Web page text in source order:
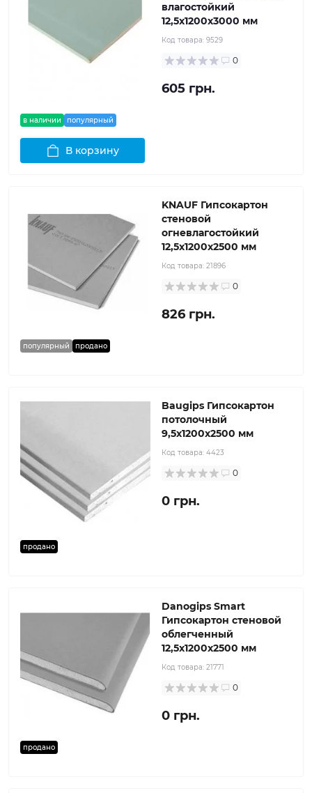
в наличии популярный
влагостойкий
12,5x1200x3000 мм
Код товара: 9529
0
605 грн.
В корзину
популярный продано
KNAUF Гипсокартон
стеновой
огневлагостойкий
12,5x1200x2500 мм
Код товара: 21896
0
826 грн.
продано
Baugips Гипсокартон
потолочный
9,5x1200x2500 мм
Код товара: 4423
0
0 грн.
продано
Danogips Smart
Гипсокартон стеновой
облегченный
12,5x1200x2500 мм
Код товара: 21771
0
0 грн.